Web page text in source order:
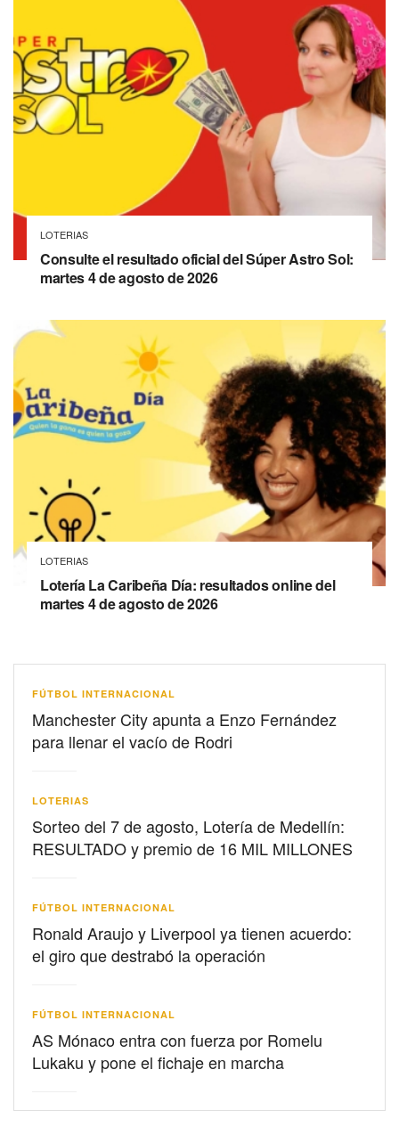
LOTERIAS
Consulte el resultado oficial del Súper Astro Sol:
martes 4 de agosto de 2026
LOTERIAS
Lotería La Caribeña Día: resultados online del
martes 4 de agosto de 2026
FÚTBOL INTERNACIONAL
Manchester City apunta a Enzo Fernández
para llenar el vacío de Rodri
LOTERIAS
Sorteo del 7 de agosto, Lotería de Medellín:
RESULTADO y premio de 16 MIL MILLONES
FÚTBOL INTERNACIONAL
Ronald Araujo y Liverpool ya tienen acuerdo:
el giro que destrabó la operación
FÚTBOL INTERNACIONAL
AS Mónaco entra con fuerza por Romelu
Lukaku y pone el fichaje en marcha